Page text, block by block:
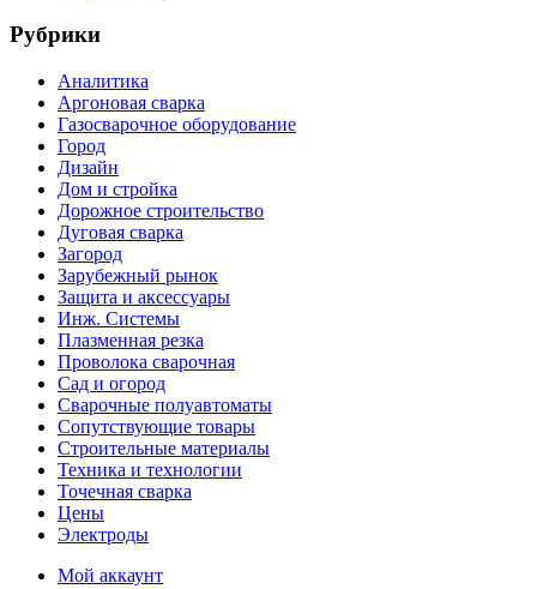
Рубрики
Аналитика
Аргоновая сварка
Газосварочное оборудование
Город
Дизайн
Дом и стройка
Дорожное строительство
Дуговая сварка
Загород
Зарубежный рынок
Защита и аксессуары
Инж. Системы
Плазменная резка
Проволока сварочная
Сад и огород
Сварочные полуавтоматы
Сопутствующие товары
Строительные материалы
Техника и технологии
Точечная сварка
Цены
Электроды
Мой аккаунт